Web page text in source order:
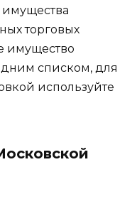
имущества
торговых
имущество
списком, для
используйте